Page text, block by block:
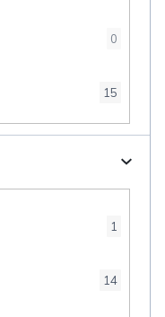
0
15
1
14